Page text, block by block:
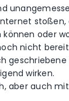
stoßen,
oder
nicht bereit
wirken.
aber auch